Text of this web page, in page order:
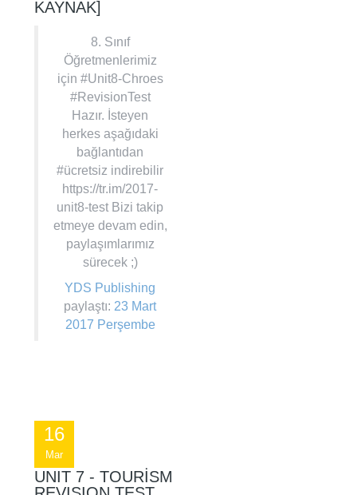
KAYNAK]
8. Sınıf
Öğretmenlerimiz
için #Unit8-Chroes
#RevisionTest
Hazır. İsteyen
herkes aşağıdaki
bağlantıdan
#ücretsiz indirebilir
https://tr.im/2017-
unit8-test Bizi takip
etmeye devam edin,
paylaşımlarımız
sürecek ;)
YDS Publishing
paylaştı: 23 Mart
2017 Perşembe
16
Mar
UNIT 7 - TOURISM